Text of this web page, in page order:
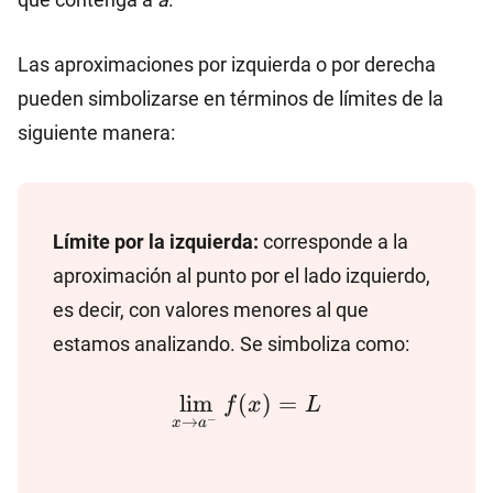
Las aproximaciones por izquierda o por derecha
pueden simbolizarse en términos de límites de la
siguiente manera:
Límite por la izquierda: corresponde a la
aproximación al punto por el lado izquierdo,
es decir, con valores menores al que
estamos analizando. Se simboliza como:
\lim_{x\to a^-}
x→a−
lim f(x) = L